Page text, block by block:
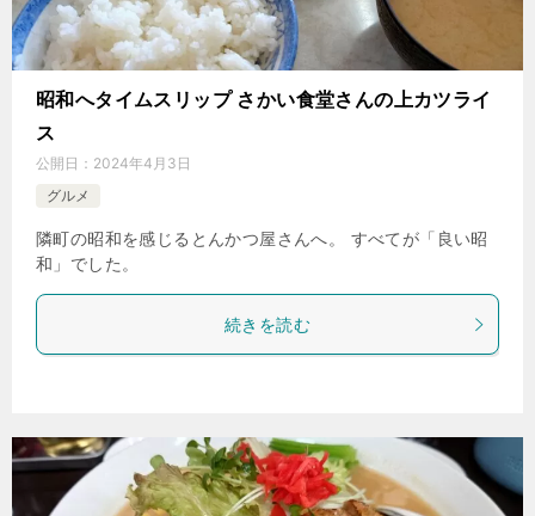
昭和へタイムスリップ さかい食堂さんの上カツライ
ス
公開日： 2024年4月3日
グルメ
隣町の昭和を感じるとんかつ屋さんへ。 すべてが「良い昭
和」でした。
続きを読む